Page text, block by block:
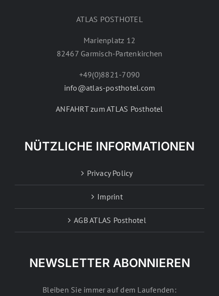
ATLAS POSTHOTEL
Marienplatz 12
82467 Garmisch-Partenkirchen
+49(0)8821-7090
info@atlas-posthotel.com
ANFAHRT zum ATLAS Posthotel
NÜTZLICHE INFORMATIONEN
Privacy Policy
Imprint
AGB ATLAS Posthotel
NEWSLETTER ABONNIEREN
Bleiben Sie immer auf dem Laufenden: